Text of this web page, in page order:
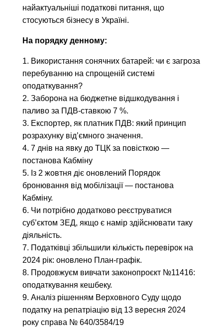
найактуальніші податкові питання, що
стосуються бізнесу в Україні.
На порядку денному:
1. Використання сонячних батарей: чи є загроза
перебуванню на спрощеній системі
оподаткування?
2. Заборона на бюджетне відшкодування і
паливо за ПДВ-ставкою 7 %.
3. Експортер, як платник ПДВ: який принцип
розрахунку від’ємного значення.
4. 7 днів на явку до ТЦК за повісткою —
постанова Кабміну
5. Із 2 жовтня діє оновлений Порядок
бронювання від мобілізації — постанова
Кабміну.
6. Чи потрібно додатково реєструватися
суб’єктом ЗЕД, якщо є намір здійснювати таку
діяльність.
7. Податківці збільшили кількість перевірок на
2024 рік: оновлено План-графік.
8. Продовжуєм вивчати законопроєкт №11416:
оподаткування кешбеку.
9. Аналіз рішенням Верховного Суду щодо
податку на репатріацію від 13 вересня 2024
року справа № 640/3584/19